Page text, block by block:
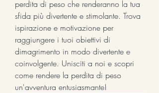
perdita di peso che renderanno la tua
sfida più divertente e stimolante. Trova
ispirazione e motivazione per
raggiungere i tuoi obiettivi di
dimagrimento in modo divertente e
coinvolgente. Unisciti a noi e scopri
come rendere la perdita di peso
un'avventura entusiasmante!